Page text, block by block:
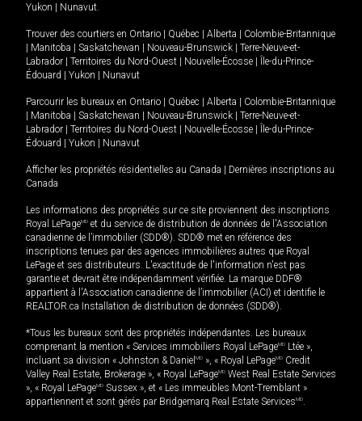
Yukon | Nunavut
Trouver des courtiers en Ontario | Québec | Alberta | Colombie-Britannique
| Manitoba | Saskatchewan | Nouveau-Brunswick | Terre-Neuve-et-
Labrador | Territoires du Nord-Ouest | Nouvelle-Écosse | Île-du-Prince-
Édouard | Yukon | Nunavut
Parcourir les bureaux en Ontario | Québec | Alberta | Colombie-Britannique
| Manitoba | Saskatchewan | Nouveau-Brunswick | Terre-Neuve-et-
Labrador | Territoires du Nord-Ouest | Nouvelle-Écosse | Île-du-Prince-
Édouard | Yukon | Nunavut
Afficher les propriétés résidentielles au Canada | Dernières inscriptions au
Canada
Les informations des propriétés sur ce site proviennent des inscriptions
Royal LePageMD et du service de distribution de données de l'Association
canadienne de l’immobilier (SDD®). SDD® met en référence des
inscriptions tenues par des agences immobilières autres que Royal
LePage et ses distributeurs. L'exactitude de l'information n'est pas
garantie et devrait être indépendamment vérifiée. La marque DDF®
appartient à l'Association canadienne de l’immobilier (ACI) et identifie le
REALTOR.ca Installation de distribution de données (SDD®).
*Tous les bureaux sont des propriétés indépendantes. Les bureaux
comprenant la mention « Services immobiliers Royal LePageMD Ltée »,
incluant sa division « Johnston & Daniel MD », « Royal LePageMD Credit
Valley Real Estate, Brokerage », « Royal LePageMD West Real Estate Services
», « Royal LePageMD Sussex », et « Les immeubles Mont-Tremblant »
appartiennent et sont gérés par Bridgemarq Real Estate ServicesMD